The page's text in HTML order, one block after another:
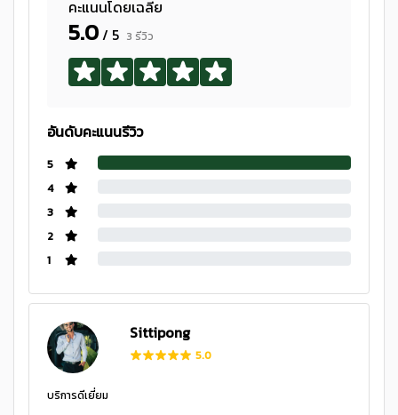
คะแนนโดยเฉลี่ย
5.0/ 5 3 รีวิว
อันดับคะแนนรีวิว
5
4
3
2
1
Sittipong
5.0
บริการดีเยี่ยม